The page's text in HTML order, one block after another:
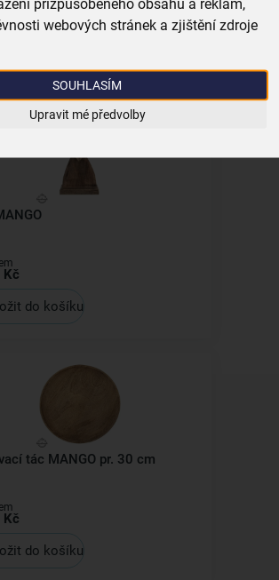
webových stránek a zjištění zdroje
SOUHLASÍM
Upravit mé předvolby
Kč
do košíku
tác MANGO pr. 30 cm
Kč
do košíku